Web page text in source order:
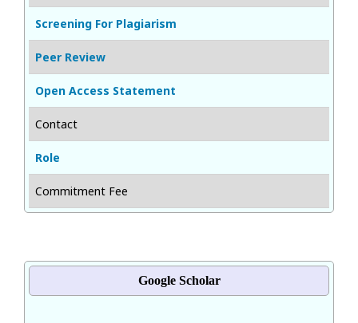
Screening For Plagiarism
Peer Review
Open Access Statement
Contact
Role
Commitment Fee
Google Scholar